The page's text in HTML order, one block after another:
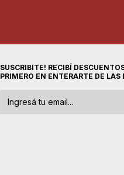
SUSCRIBITE! RECIBÍ
PRIMERO EN ENTERARTE DE LAS